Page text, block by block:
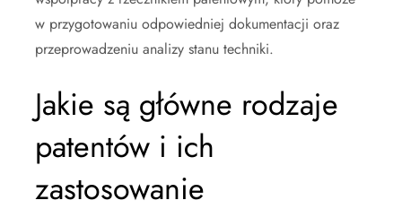
w przygotowaniu odpowiedniej dokumentacji oraz
przeprowadzeniu analizy stanu techniki.
Jakie są główne rodzaje
patentów i ich
zastosowanie